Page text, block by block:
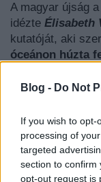
Blog - Do Not
If you wish to
processing of
targeted
section to confirm
opt-out request is
A magyar újság a
idézte Élisabeth
kutatóját, aki
óceánon húzta
viszi. És akkor
muzulmán
buddhista
Emiatt 2012 óta
útnak